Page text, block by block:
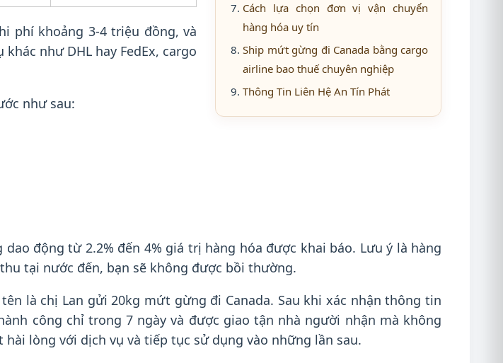
Cách lựa chọn đơn vị vận chuyển
hàng hóa uy tín
Ship mứt gừng đi Canada bằng cargo
airline bao thuế chuyên nghiệp
Thông Tin Liên Hệ An Tín Phát
phí khoảng 3-4 triệu đồng, và
như DHL hay FedEx, cargo
như sau:
động từ 2.2% đến 4% giá trị hàng hóa được khai báo. Lưu ý là hàng
tại nước đến, bạn sẽ không được bồi thường.
là chị Lan gửi 20kg mứt gừng đi Canada. Sau khi xác nhận thông tin
công chỉ trong 7 ngày và được giao tận nhà người nhận mà không
lòng với dịch vụ và tiếp tục sử dụng vào những lần sau.